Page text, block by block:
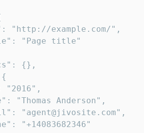
"http://example.com/",
"Page title"
{},
"2016",
"Thomas Anderson",
"agent@jivosite.com",
"+14083682346"